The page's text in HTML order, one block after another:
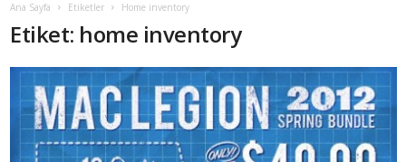
Ana Sayfa Etiketler Home inventory
Etiket: home inventory